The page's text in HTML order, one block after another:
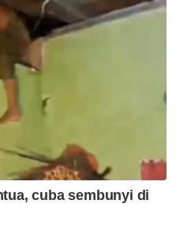
tumbang:
risiko tidak boleh